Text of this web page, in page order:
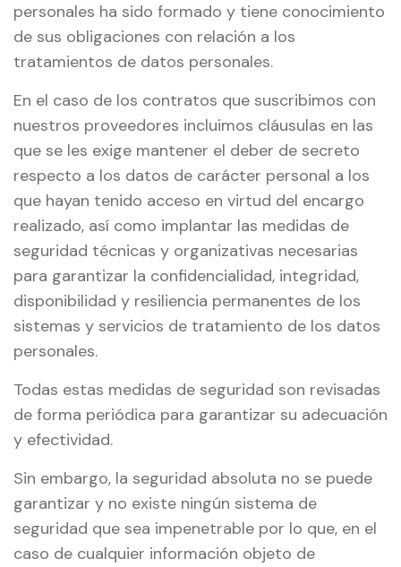
personales ha sido formado y tiene conocimiento
de sus obligaciones con relación a los
tratamientos de datos personales.
En el caso de los contratos que suscribimos con
nuestros proveedores incluimos cláusulas en las
que se les exige mantener el deber de secreto
respecto a los datos de carácter personal a los
que hayan tenido acceso en virtud del encargo
realizado, así como implantar las medidas de
seguridad técnicas y organizativas necesarias
para garantizar la confidencialidad, integridad,
disponibilidad y resiliencia permanentes de los
sistemas y servicios de tratamiento de los datos
personales.
Todas estas medidas de seguridad son revisadas
de forma periódica para garantizar su adecuación
y efectividad.
Sin embargo, la seguridad absoluta no se puede
garantizar y no existe ningún sistema de
seguridad que sea impenetrable por lo que, en el
caso de cualquier información objeto de